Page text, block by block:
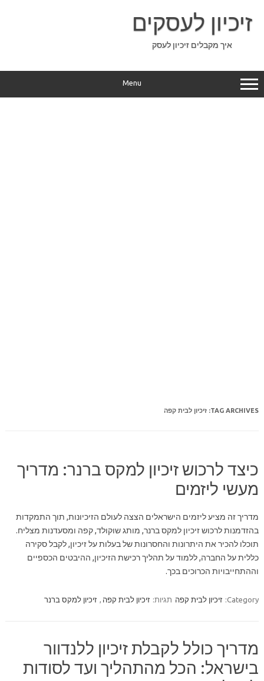
content
זיכיון לעסקים
איך מקבלים זיכיון לעסק
Menu
TAG ARCHIVES: זיכיון לבית קפה
כיצד לרכוש זיכיון למקס ברנר: מדריך
מעשי ליזמים
מדריך זה מציע ליזמים הישראלים הצצה לעולם הזיכיונות, תוך התמקדות
בהזדמנות לרכוש זיכיון למקס ברנר, מותג שוקולד, קפה ומסעדנות מצליח.
תוכלו להכיר את היתרונות והחסרונות של בעלות על זיכיון, לקבל סקירה
כללית על החברה, ללמוד על תהליך רכישת הזיכיון, ההיבטים הכספיים
וההתחייבויות הכרוכים בכך.
Category: זיכיון לבית קפה תגיות: זיכיון לבית קפה , זיכיון למקס ברנר
מדריך כולל לקבלת זיכיון ללנדוור
בישראל: הכל מהתהליך ועד לסודות